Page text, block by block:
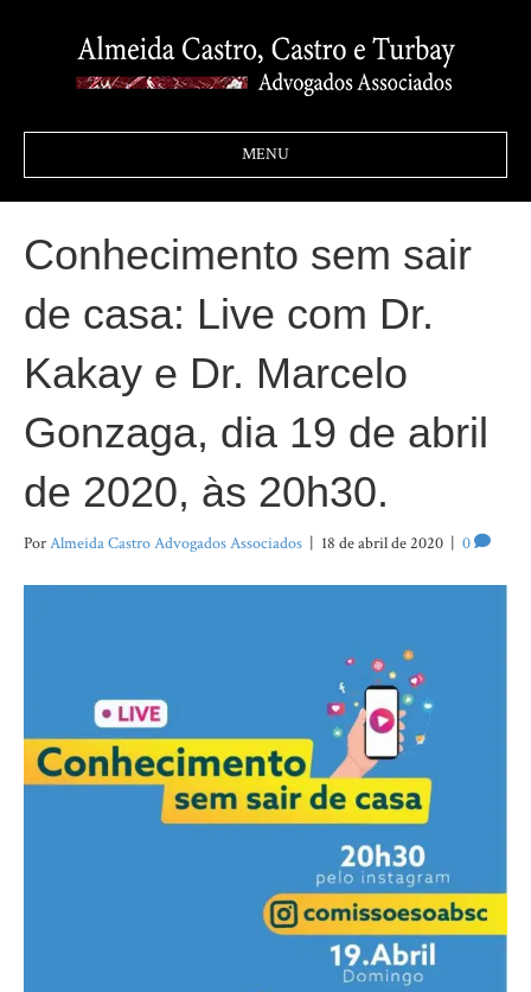
MENU
Conhecimento sem sair
de casa: Live com Dr.
Kakay e Dr. Marcelo
Gonzaga, dia 19 de abril
de 2020, às 20h30.
PorAlmeida Castro Advogados Associados | 18 de abril de 2020 | 0